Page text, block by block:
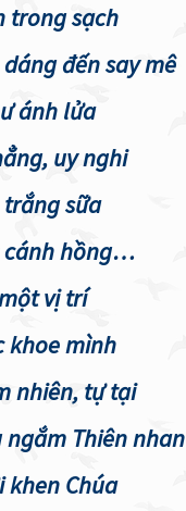
trong sạch
đến say mê
ánh lửa
uy nghi
sữa
cánh hồng…
vị trí
khoe mình
nhiên, tự tại
ngắm Thiên nhan
khen Chúa